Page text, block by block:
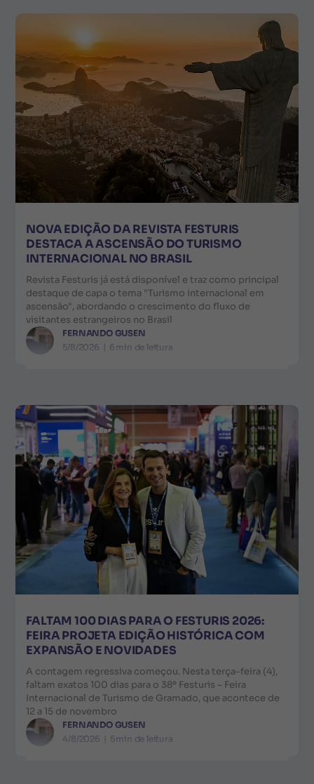
NOVA EDIÇÃO DA REVISTA FESTURIS
DESTACA A ASCENSÃO DO TURISMO
INTERNACIONAL NO BRASIL
Revista Festuris já está disponível e traz como principal
destaque de capa o tema "Turismo internacional em
ascensão", abordando o crescimento do fluxo de
visitantes estrangeiros no Brasil
FERNANDO GUSEN
5/8/2026 | 6 min de leitura
FALTAM 100 DIAS PARA O FESTURIS 2026:
FEIRA PROJETA EDIÇÃO HISTÓRICA COM
EXPANSÃO E NOVIDADES
A contagem regressiva começou. Nesta terça-feira (4),
faltam exatos 100 dias para o 38º Festuris – Feira
Internacional de Turismo de Gramado, que acontece de
12 a 15 de novembro
FERNANDO GUSEN
4/8/2026 | 5min de leitura